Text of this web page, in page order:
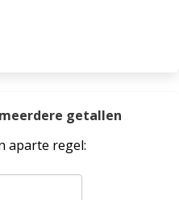
getallen
aparte regel: